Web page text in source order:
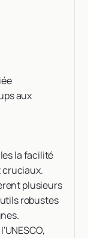
aux
la facilité
cruciaux.
plusieurs
robustes